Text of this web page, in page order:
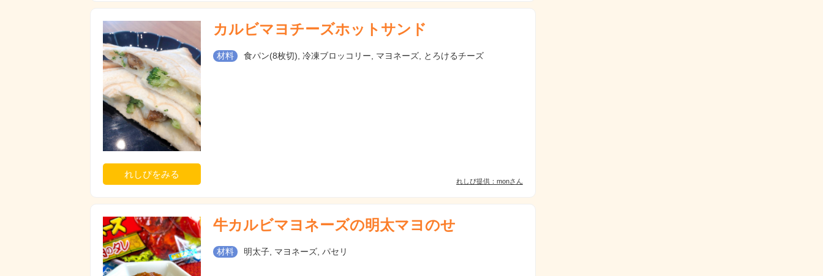
れしぴをみる
カルビマヨチーズホットサンド
材料 食パン(8枚切), 冷凍ブロッコリー, マヨネーズ, とろけるチーズ
れしぴ提供：monさん
牛カルビマヨネーズの明太マヨのせ
材料 明太子, マヨネーズ, パセリ